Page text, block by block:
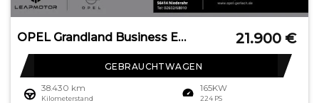
OPEL Grandland Business Edition Plug-in-Hybrid 1.6 Tu 21.900 €
GEBRAUCHTWAGEN
38.430 km
Kilometerstand
165KW
224 PS